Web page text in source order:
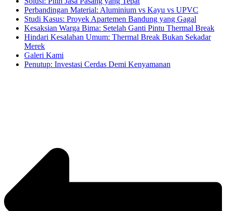
Perbandingan Material: Aluminium vs Kayu vs UPVC
Studi Kasus: Proyek Apartemen Bandung yang Gagal
Kesaksian Warga Bima: Setelah Ganti Pintu Thermal Break
Hindari Kesalahan Umum: Thermal Break Bukan Sekadar
Merek
Galeri Kami
Penutup: Investasi Cerdas Demi Kenyamanan